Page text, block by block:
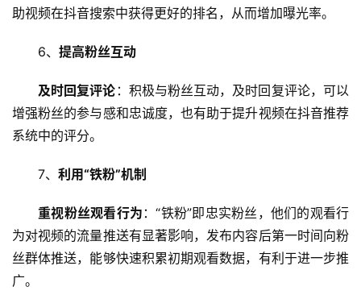
网
l
i
n
助视频在抖音搜索中获得更好的排名，从而增加曝光率。
6、 提高粉丝互动
及时回复评论 ：积极与粉丝互动，及时回复评论，可以
增强粉丝的参与感和忠诚度，也有助于提升视频在抖音推荐
系统中的评分。
7、 利用“铁粉”机制
重视粉丝观看行为 ：“铁粉”即忠实粉丝，他们的观看行
为对视频的流量推送有显著影响，发布内容后第一时间向粉
丝群体推送，能够快速积累初期观看数据，有利于进一步推
广。